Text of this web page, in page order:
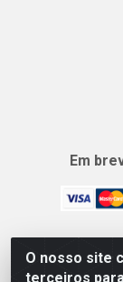
O nosso site
terceiros
Em
MIX CERTO